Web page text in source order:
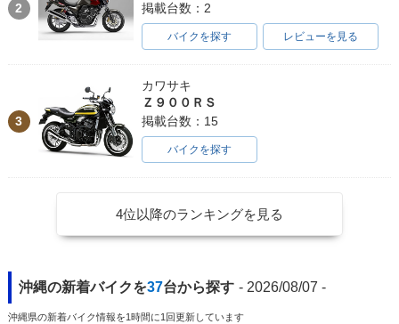
2
掲載台数：2
バイクを探す レビューを見る
3
カワサキ
Ｚ９００ＲＳ
掲載台数：15
バイクを探す
4位以降のランキングを見る
沖縄の新着バイクを37台から探す - 2026/08/07 -
沖縄県の新着バイク情報を1時間に1回更新しています